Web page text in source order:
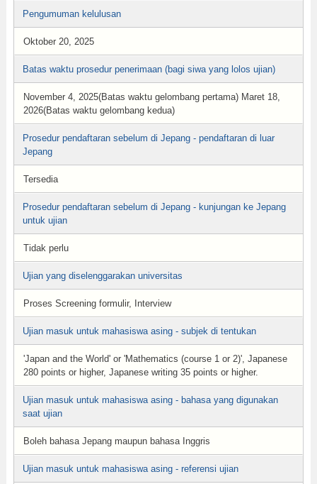
Pengumuman kelulusan
Oktober 20, 2025
Batas waktu prosedur penerimaan (bagi siwa yang lolos ujian)
November 4, 2025(Batas waktu gelombang pertama) Maret 18,
2026(Batas waktu gelombang kedua)
Prosedur pendaftaran sebelum di Jepang - pendaftaran di luar
Jepang
Tersedia
Prosedur pendaftaran sebelum di Jepang - kunjungan ke Jepang
untuk ujian
Tidak perlu
Ujian yang diselenggarakan universitas
Proses Screening formulir, Interview
Ujian masuk untuk mahasiswa asing - subjek di tentukan
'Japan and the World' or 'Mathematics (course 1 or 2)', Japanese
280 points or higher, Japanese writing 35 points or higher.
Ujian masuk untuk mahasiswa asing - bahasa yang digunakan
saat ujian
Boleh bahasa Jepang maupun bahasa Inggris
Ujian masuk untuk mahasiswa asing - referensi ujian